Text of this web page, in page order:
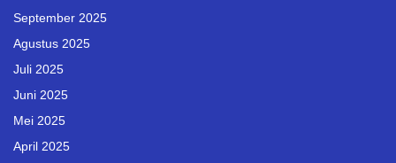
September 2025
Agustus 2025
Juli 2025
Juni 2025
Mei 2025
April 2025